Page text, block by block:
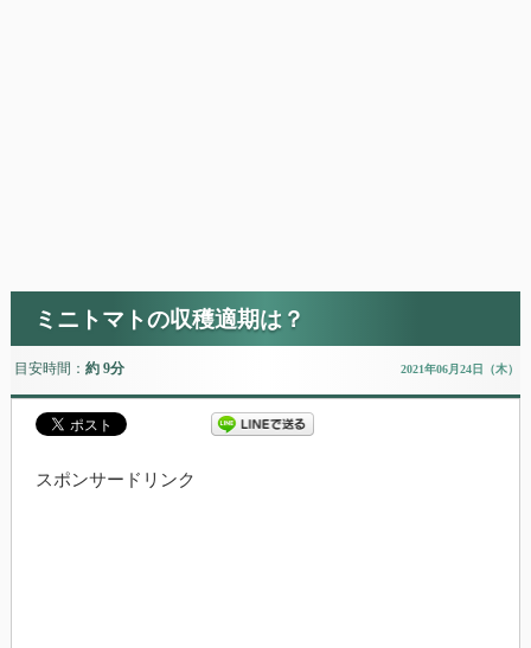
ミニトマトの収穫適期は？
目安時間： 約 9分 2021年06月24日（木）
スポンサードリンク